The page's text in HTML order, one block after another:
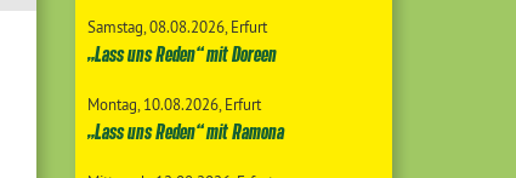
Samstag 08.08.2026 Erfurt
„Lass uns Reden“ mit Doreen
Montag 10.08.2026 Erfurt
„Lass uns Reden“ mit Ramona